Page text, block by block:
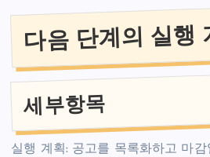
다음 단계의 실행
세부항목
실행 계획: 공고를 목록화하고 마